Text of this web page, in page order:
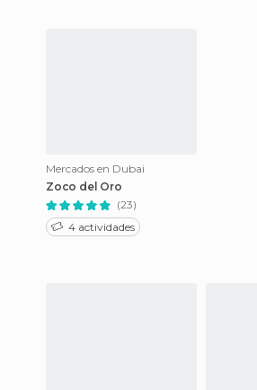
Mercados en Dubai
Zoco del Oro
(23)
4 actividades